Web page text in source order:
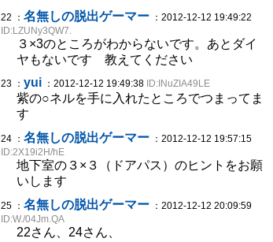
22 ： 名無しの脱出ゲーマー ：2012-12-12 19:49:22
ID:LZUNy3QW7.
３×3のところがわからないです。あとダイ
ヤもないです 教えてください
23 ： yui ：2012-12-12 19:49:38 ID:INuZIA49LE
紫の○ネルを手に入れたところでつまってま
す
24 ： 名無しの脱出ゲーマー ：2012-12-12 19:57:15
ID:2X19i2H/hE
地下室の３×３（ドアパス）のヒントをお願
いします
25 ： 名無しの脱出ゲーマー ：2012-12-12 20:09:59
ID:W./04Jm.QA
22さん、24さん、